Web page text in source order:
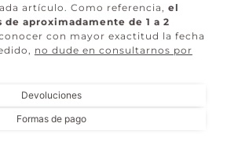
Devoluciones
Formas de pago
artículo. Como referencia, el
aproximadamente de 1 a 2
conocer con mayor exactitud la fecha
no dude en consultarnos por